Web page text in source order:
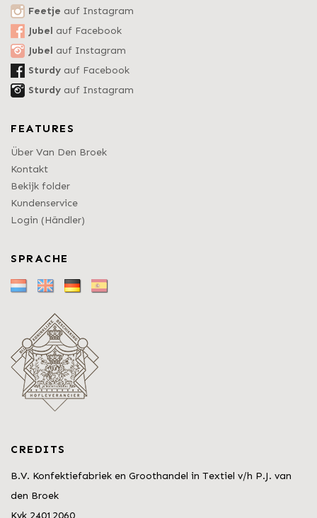
Feetje auf Instagram
Jubel auf Facebook
Jubel auf Instagram
Sturdy auf Facebook
Sturdy auf Instagram
FEATURES
Über Van Den Broek
Kontakt
Bekijk folder
Kundenservice
Login (Händler)
SPRACHE
CREDITS
B.V. Konfektiefabriek en Groothandel in Textiel v/h P.J. van
den Broek
Kvk 24012060